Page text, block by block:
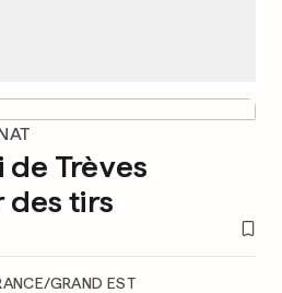
Trèves
des tirs
GRAND EST